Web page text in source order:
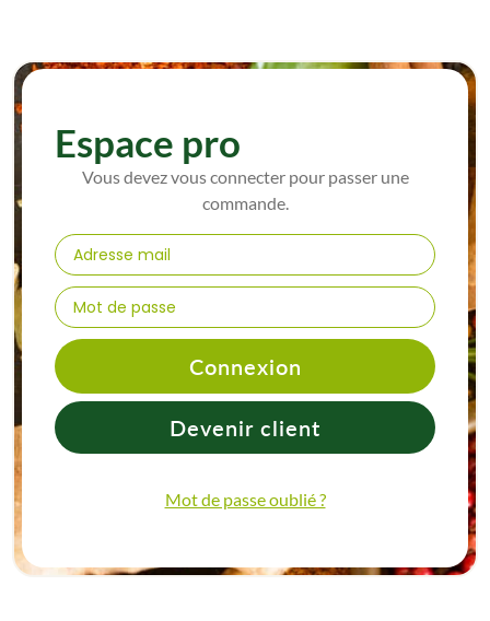
Espace pro
Vous devez vous connecter pour passer une
commande.
Connexion
Devenir client
Mot de passe oublié ?